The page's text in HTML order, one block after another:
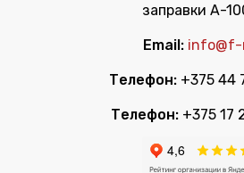
заправки А-
Email: info@f-
Телефон: +375 44
Телефон: +375 17